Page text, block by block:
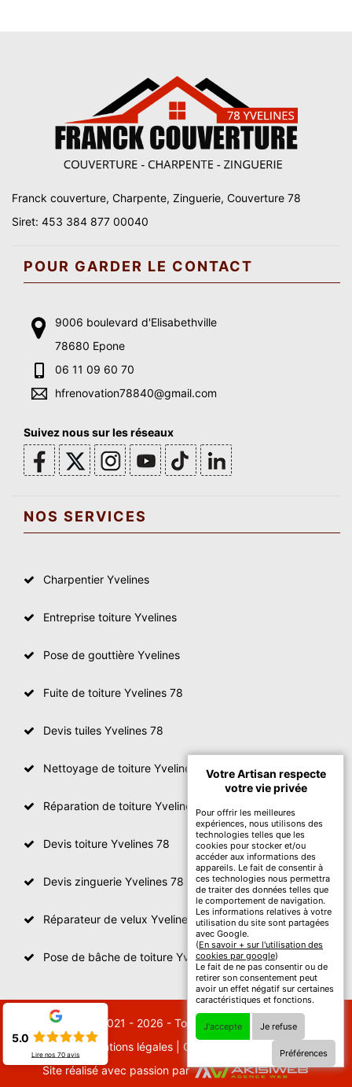
Franck couverture, Charpente, Zinguerie, Couverture 78
Siret: 453 384 877 00040
POUR GARDER LE CONTACT
9006 boulevard d'Elisabethville
78680 Epone
06 11 09 60 70
hfrenovation78840@gmail.com
Suivez nous sur les réseaux
NOS SERVICES
Charpentier Yvelines
Entreprise toiture Yvelines
Pose de gouttière Yvelines
Fuite de toiture Yvelines 78
Devis tuiles Yvelines 78
Nettoyage de toiture Yvelines
Réparation de toiture Yvelines 78
Devis toiture Yvelines 78
Devis zinguerie Yvelines 78
Réparateur de velux Yvelines 78
Pose de bâche de toiture Yvelines 78
© 2021 - 2026 - Tout droit réservé
Mentions légales| Contactez-nous
Site réalisé avec passion par
Votre Artisan respecte
votre vie privée
Pour offrir les meilleures
expériences, nous utilisons des
technologies telles que les
cookies pour stocker et/ou
accéder aux informations des
appareils. Le fait de consentir à
ces technologies nous permettra
de traiter des données telles que
le comportement de navigation.
Les informations relatives à votre
utilisation du site sont partagées
avec Google.
(En savoir + sur l'utilisation des
cookies par google)
Le fait de ne pas consentir ou de
retirer son consentement peut
avoir un effet négatif sur certaines
caractéristiques et fonctions.
J'accepte Je refuse
Préférences
5.0
Lire nos 70avis